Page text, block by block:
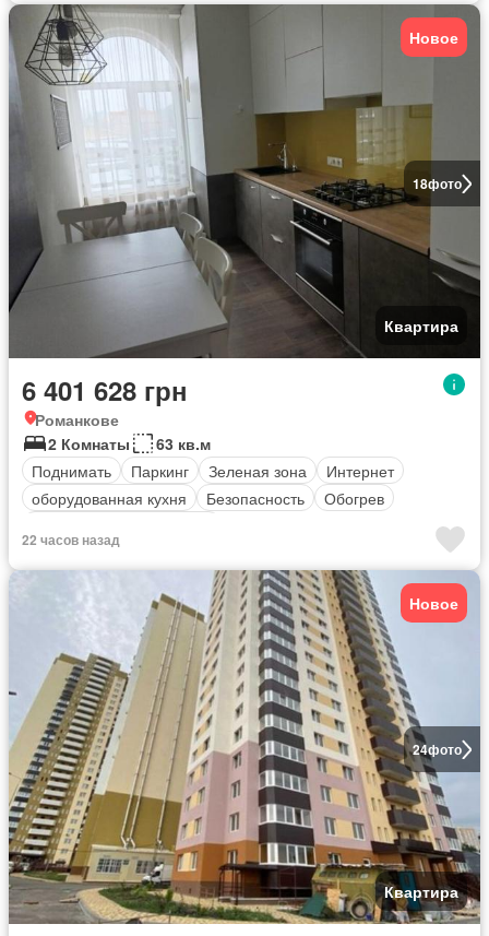
18фото
Новое
Квартира
6 401 628 грн
Романкове
2 Комнаты
63 кв.м
Поднимать
Паркинг Зеленая зона
Интернет
оборудованная кухня
Безопасность
Обогрев
22 часов назад
24фото
Новое
Квартира